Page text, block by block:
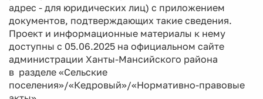
адрес - для юридических лиц) с приложением
документов, подтверждающих такие сведения.
Проект и информационные материалы к нему
доступны с 05.06.2025 на официальном сайте
администрации Ханты-Мансийского района
в разделе «Сельские
поселения»/«Кедровый»/«Нормативно-правовые